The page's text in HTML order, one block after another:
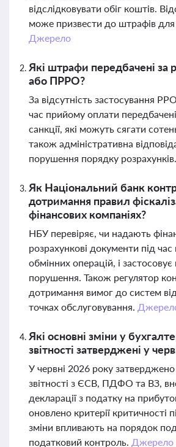
відслідковувати обіг коштів.
може призвести до штрафів
Джерело
Які штрафи передбачені за
або ПРРО?
За відсутність застосування
час прийому оплати
санкції, які можуть сягати
також адміністративна
порушення порядку розрахунків.
Як Національний банк
дотримання правил
фінансових компаніях?
НБУ перевіряє, чи надають
розрахункові документи під
обмінних операцій, і
порушення. Також регулятор
дотримання вимог до систем
точках обслуговування.
Які основні зміни у
звітності затверджені у
У червні 2026 року
звітності з ЄСВ, ПДФО та ВЗ,
декларації з податку на
оновлено критерії критичності
зміни впливають на порядок
податковий контроль. Джерело